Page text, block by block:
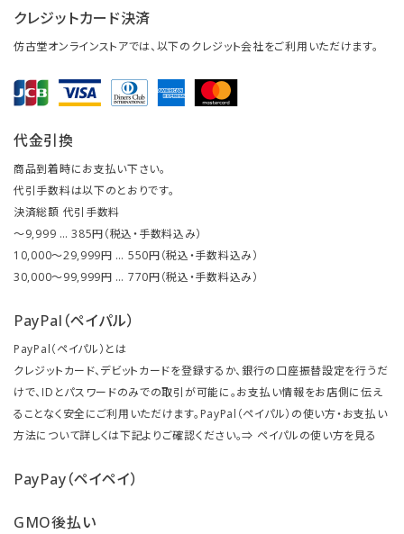
クレジットカード決済
仿古堂オンラインストアでは、以下のクレジット会社をご利用いただけます。
代金引換
商品到着時にお支払い下さい。
代引手数料は以下のとおりです。
決済総額 代引手数料
～9,999 … 385円（税込・手数料込み）
10,000～29,999円 … 550円（税込・手数料込み）
30,000～99,999円 … 770円（税込・手数料込み）
PayPal（ペイパル）
PayPal（ペイパル）とは
クレジットカード、デビットカードを登録するか、銀行の口座振替設定を行うだ
けで、IDとパスワードのみでの取引が可能に。お支払い情報をお店側に伝え
ることなく安全にご利用いただけます。PayPal（ペイパル）の使い方・お支払い
方法について詳しくは下記よりご確認ください。⇒ ペイパルの使い方を見る
PayPay（ペイペイ）
GMO後払い